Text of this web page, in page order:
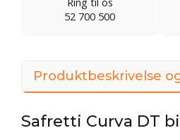
52 700 500
Produktbeskrivelse
Safretti Curva DT